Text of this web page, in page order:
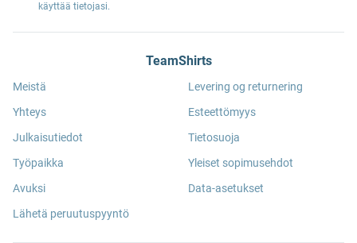
käyttää tietojasi.
TeamShirts
Meistä
Yhteys
Julkaisutiedot
Työpaikka
Avuksi
Lähetä peruutuspyyntö
Levering og returnering
Esteettömyys
Tietosuoja
Yleiset sopimusehdot
Data-asetukset